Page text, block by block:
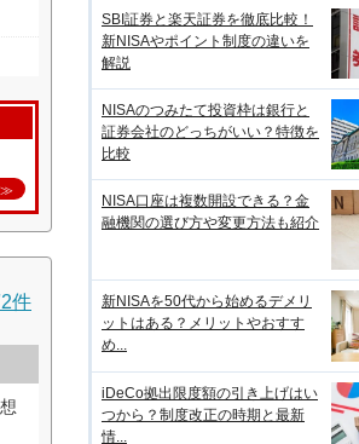
≫
件
SBI証券と楽天証券を徹底比較！
新NISAやポイント制度の違いを
解説
NISAのつみたて投資枠は銀行と
証券会社のどっちがいい？特徴を
比較
NISA口座は複数開設できる？金
融機関の選び方や変更方法も紹介
新NISAを50代から始めるデメリ
ットはある？メリットやおすす
め...
iDeCo拠出限度額の引き上げはい
つから？制度改正の時期と最新
情...